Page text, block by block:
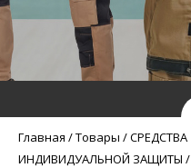
Главная /Товары /СРЕДСТВА
ИНДИВИДУАЛЬНОЙ ЗАЩИТЫ /